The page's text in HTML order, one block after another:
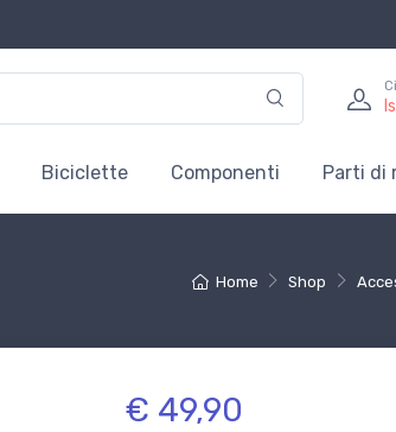
Biciclette Componenti Parti di
Home Shop
€ 49,90